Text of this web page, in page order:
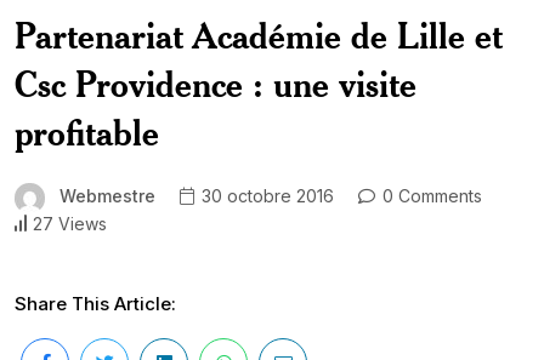
Partenariat Académie de Lille et
Csc Providence : une visite
profitable
Webmestre 30 octobre 2016
0 Comments
27 Views
Share This Article: